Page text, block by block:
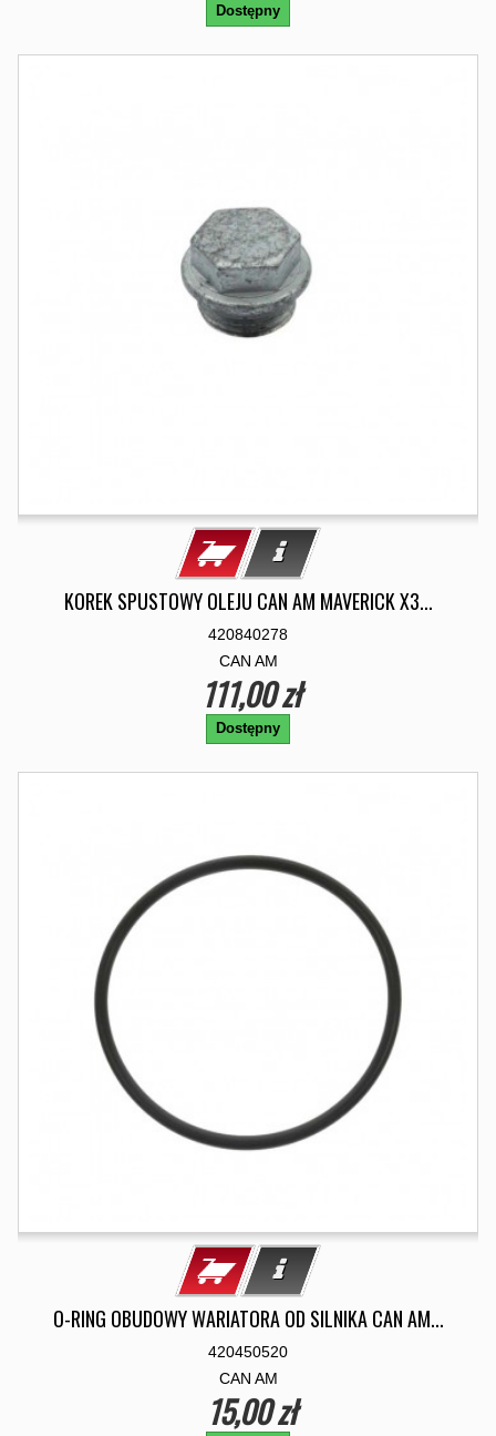
Dostępny
KOREK SPUSTOWY OLEJU CAN AM MAVERICK X3...
420840278
CAN AM
111,00 zł
Dostępny
O-RING OBUDOWY WARIATORA OD SILNIKA CAN AM...
420450520
CAN AM
15,00 zł